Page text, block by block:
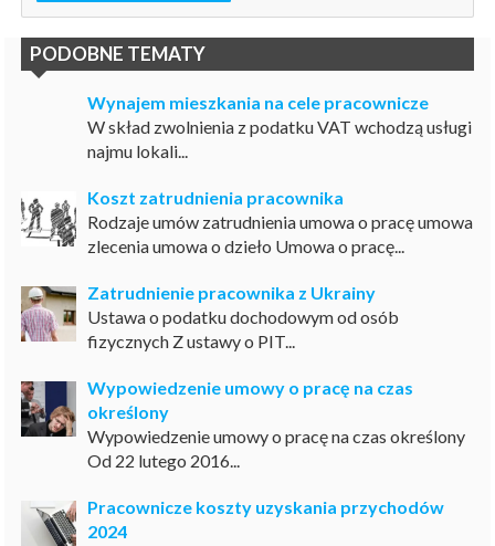
PODOBNE TEMATY
Wynajem mieszkania na cele pracownicze
W skład zwolnienia z podatku VAT wchodzą usługi
najmu lokali...
Koszt zatrudnienia pracownika
Rodzaje umów zatrudnienia umowa o pracę umowa
zlecenia umowa o dzieło Umowa o pracę...
Zatrudnienie pracownika z Ukrainy
Ustawa o podatku dochodowym od osób
fizycznych Z ustawy o PIT...
Wypowiedzenie umowy o pracę na czas
określony
Wypowiedzenie umowy o pracę na czas określony
Od 22 lutego 2016...
Pracownicze koszty uzyskania przychodów
2024